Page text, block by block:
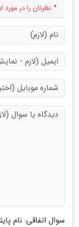
* نظرتان را در مورد
سوال اتفاقی: نام